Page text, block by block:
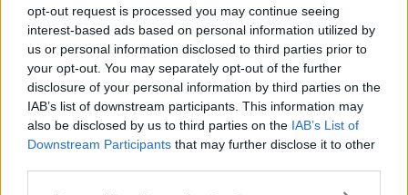
opt-out request is processed you may continue seeing
interest-based ads based on personal information utilized by
us or personal information disclosed to third parties prior to
your opt-out. You may separately opt-out of the further
disclosure of your personal information by third parties on the
IAB’s list of downstream participants. This information may
also be disclosed by us to third parties on the IAB’s List of
Downstream Participants that may further disclose it to other
FOTO 1DI 12 INGRANDISCI
Condividi su Facebook